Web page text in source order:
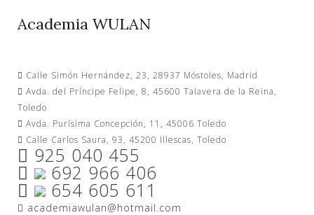
Academia WULAN
Calle Simón Hernández, 23, 28937 Móstoles, Madrid
Avda. del Príncipe Felipe, 8, 45600 Talavera de la Reina,
Toledo
Avda. Purísima Concepción, 11, 45006 Toledo
Calle Carlos Saura, 93, 45200 Illescas, Toledo
925 040 455
692 966 406
654 605 611
academiawulan@hotmail.com